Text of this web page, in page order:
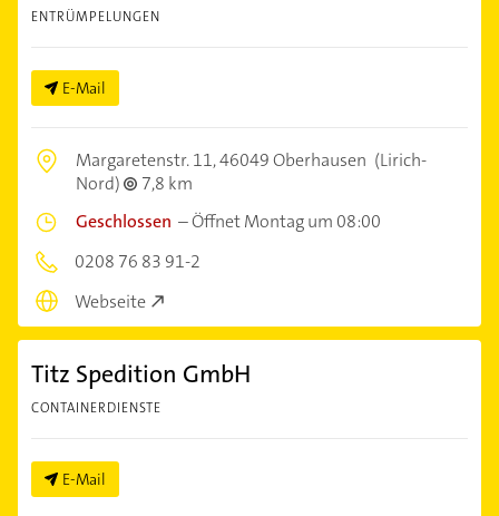
ENTRÜMPELUNGEN
E-Mail
Margaretenstr. 11,46049 Oberhausen (Lirich-
Nord)
7,8 km
Geschlossen –Öffnet Montag um 08:00
0208 76 83 91-2
Webseite
Titz Spedition GmbH
CONTAINERDIENSTE
E-Mail